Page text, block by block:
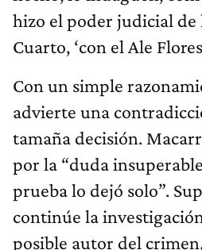
hizo el poder judicial de
Cuarto, ‘con el Ale
Con un simple
advierte una
tamaña decisión.
por la “duda
prueba lo dejó solo”.
continúe la
posible autor del